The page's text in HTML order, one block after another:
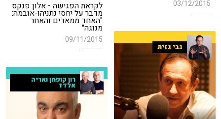
03/12/2015 לקראת הפגישה - אלון פנקס
מדבר על יחסי נתניהו-אובמה:
"האחד ממאדים והאחר
מנוגה"
09/11/2015
גבי גזית
רון קופמן ואריה
אלדד